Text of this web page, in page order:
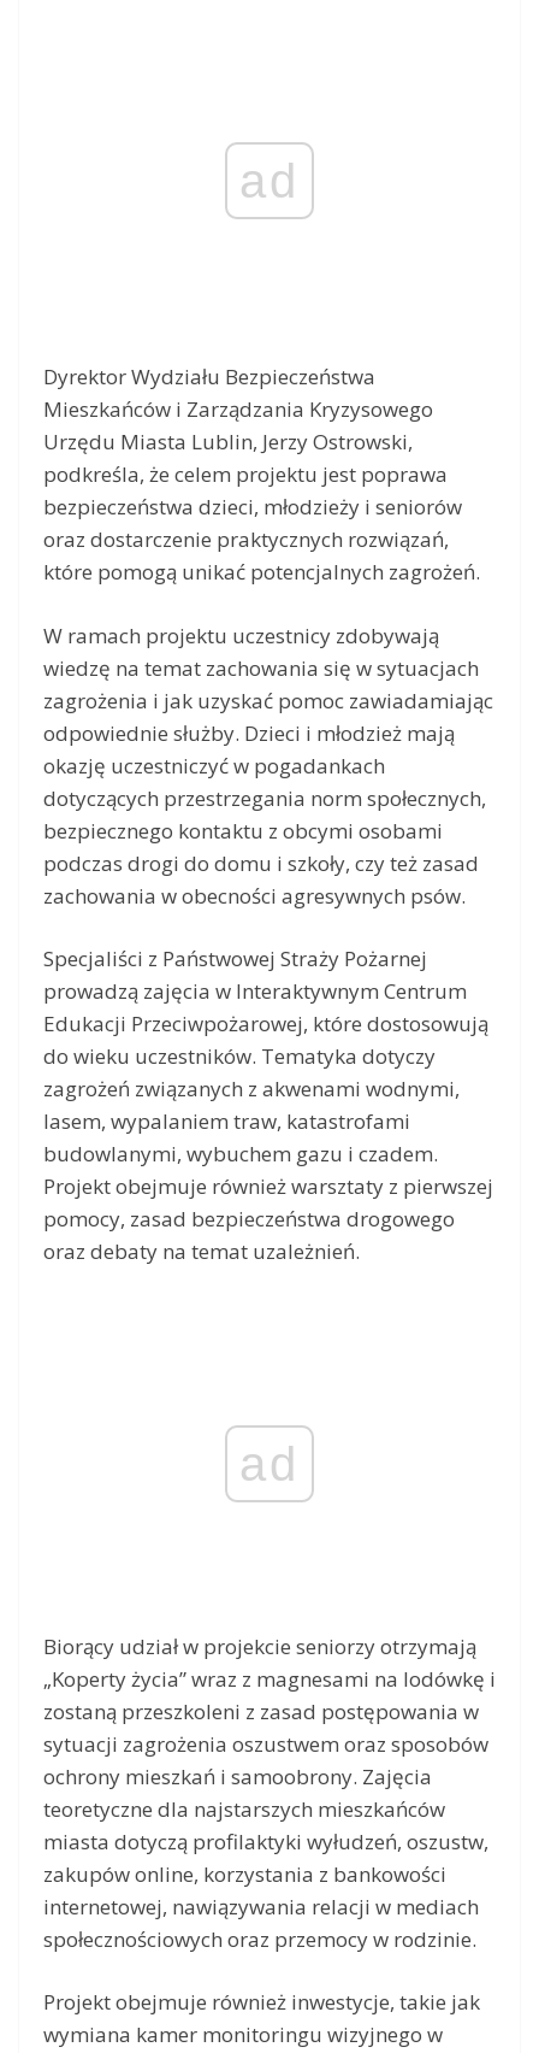
ad
Dyrektor Wydziału Bezpieczeństwa
Mieszkańców i Zarządzania Kryzysowego
Urzędu Miasta Lublin, Jerzy Ostrowski,
podkreśla, że celem projektu jest poprawa
bezpieczeństwa dzieci, młodzieży i seniorów
oraz dostarczenie praktycznych rozwiązań,
które pomogą unikać potencjalnych zagrożeń.
W ramach projektu uczestnicy zdobywają
wiedzę na temat zachowania się w sytuacjach
zagrożenia i jak uzyskać pomoc zawiadamiając
odpowiednie służby. Dzieci i młodzież mają
okazję uczestniczyć w pogadankach
dotyczących przestrzegania norm społecznych,
bezpiecznego kontaktu z obcymi osobami
podczas drogi do domu i szkoły, czy też zasad
zachowania w obecności agresywnych psów.
Specjaliści z Państwowej Straży Pożarnej
prowadzą zajęcia w Interaktywnym Centrum
Edukacji Przeciwpożarowej, które dostosowują
do wieku uczestników. Tematyka dotyczy
zagrożeń związanych z akwenami wodnymi,
lasem, wypalaniem traw, katastrofami
budowlanymi, wybuchem gazu i czadem.
Projekt obejmuje również warsztaty z pierwszej
pomocy, zasad bezpieczeństwa drogowego
oraz debaty na temat uzależnień.
ad
Biorący udział w projekcie seniorzy otrzymają
„Koperty życia” wraz z magnesami na lodówkę i
zostaną przeszkoleni z zasad postępowania w
sytuacji zagrożenia oszustwem oraz sposobów
ochrony mieszkań i samoobrony. Zajęcia
teoretyczne dla najstarszych mieszkańców
miasta dotyczą profilaktyki wyłudzeń, oszustw,
zakupów online, korzystania z bankowości
internetowej, nawiązywania relacji w mediach
społecznościowych oraz przemocy w rodzinie.
Projekt obejmuje również inwestycje, takie jak
wymiana kamer monitoringu wizyjnego w